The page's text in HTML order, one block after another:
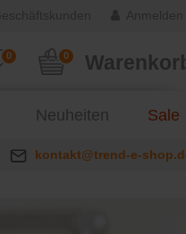
0 0
Neuheiten Sale
kontakt@trend-e-